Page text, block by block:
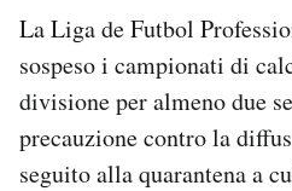
SHOP
CALENDARIO
La Liga de Futbol
sospeso i campionati di
divisione per almeno due
precauzione contro la
seguito alla quarantena a